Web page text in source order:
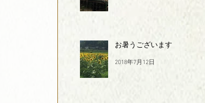
お暑うございます
2018年7月12日